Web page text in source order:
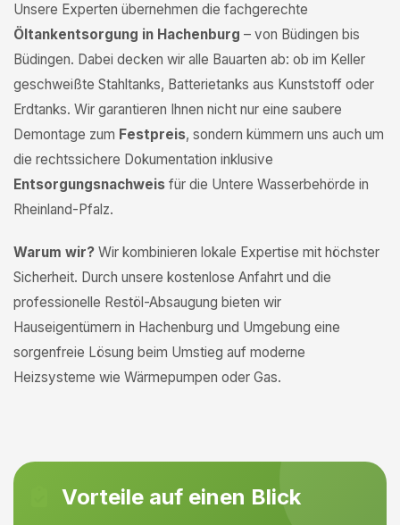
Unsere Experten übernehmen die fachgerechte
Öltankentsorgung in Hachenburg – von Büdingen bis
Büdingen. Dabei decken wir alle Bauarten ab: ob im Keller
geschweißte Stahltanks, Batterietanks aus Kunststoff oder
Erdtanks. Wir garantieren Ihnen nicht nur eine saubere
Demontage zum Festpreis, sondern kümmern uns auch um
die rechtssichere Dokumentation inklusive
Entsorgungsnachweis für die Untere Wasserbehörde in
Rheinland-Pfalz.
Warum wir? Wir kombinieren lokale Expertise mit höchster
Sicherheit. Durch unsere kostenlose Anfahrt und die
professionelle Restöl-Absaugung bieten wir
Hauseigentümern in Hachenburg und Umgebung eine
sorgenfreie Lösung beim Umstieg auf moderne
Heizsysteme wie Wärmepumpen oder Gas.
Vorteile auf einen Blick